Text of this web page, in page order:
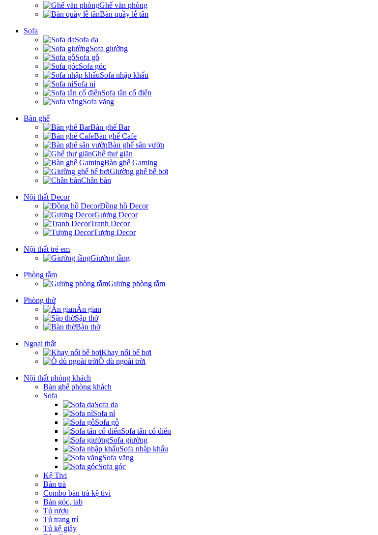
Ghế văn phòng
Bàn quầy lễ tân
Sofa
Sofa da
Sofa giường
Sofa gỗ
Sofa góc
Sofa nhập khẩu
Sofa nỉ
Sofa tân cổ điển
Sofa văng
Bàn ghế
Bàn ghế Bar
Bàn ghế Cafe
Bàn ghế sân vườn
Ghế thư giãn
Bàn ghế Gaming
Giường ghế bể bơi
Chân bàn
Nội thất Decor
Đồng hồ Decor
Gương Decor
Tranh Decor
Tượng Decor
Nội thất trẻ em
Giường tầng
Phòng tắm
Gương phòng tắm
Phòng thờ
Án gian
Sập thờ
Bàn thờ
Ngoại thất
Khay nổi bể bơi
Ô dù ngoài trời
Nội thất phòng khách
Bàn ghế phòng khách
Sofa
Sofa da
Sofa nỉ
Sofa gỗ
Sofa tân cổ điển
Sofa giường
Sofa nhập khẩu
Sofa văng
Sofa góc
Kệ Tivi
Bàn trà
Combo bàn trà kệ tivi
Bàn góc, tab
Tủ rượu
Tủ trang trí
Tủ kệ giầy